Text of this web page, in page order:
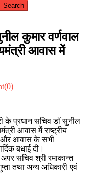
कुमार वर्णवाल
आवास में
के प्रधान सचिव डॉ सुनील
आवास में राष्ट्रीय
और आवास के सभी
बधाई दी।
सचिव श्री रमाकान्त
तथा अन्य अधिकारी एवं